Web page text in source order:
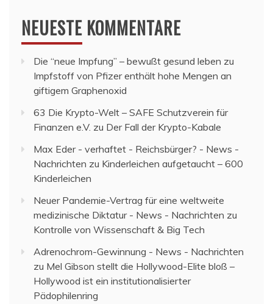
NEUESTE KOMMENTARE
Die “neue Impfung” – bewußt gesund leben zu
Impfstoff von Pfizer enthält hohe Mengen an
giftigem Graphenoxid
63 Die Krypto-Welt – SAFE Schutzverein für
Finanzen e.V. zu Der Fall der Krypto-Kabale
Max Eder - verhaftet - Reichsbürger? - News -
Nachrichten zu Kinderleichen aufgetaucht – 600
Kinderleichen
Neuer Pandemie-Vertrag für eine weltweite
medizinische Diktatur - News - Nachrichten zu
Kontrolle von Wissenschaft & Big Tech
Adrenochrom-Gewinnung - News - Nachrichten
zu Mel Gibson stellt die Hollywood-Elite bloß –
Hollywood ist ein institutionalisierter
Pädophilenring